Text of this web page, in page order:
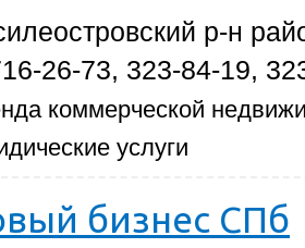
р-н
26-73, 323-84-19,
коммерческой
услуги
бизнес СПб